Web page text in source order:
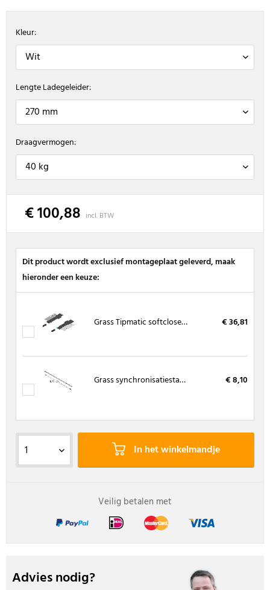
Kleur:
Lengte Ladegeleider:
Draagvermogen:
€ 100,88 incl. BTW
Dit product wordt exclusief montageplaat geleverd, maak
hieronder een keuze:
Grass Tipmatic softclose eenheid € 36,81
Grass synchronisatiestang € 8,10
In het winkelmandje
Veilig betalen met
Advies nodig?